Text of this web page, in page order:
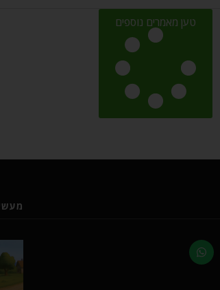
טען מאמרים נוספים